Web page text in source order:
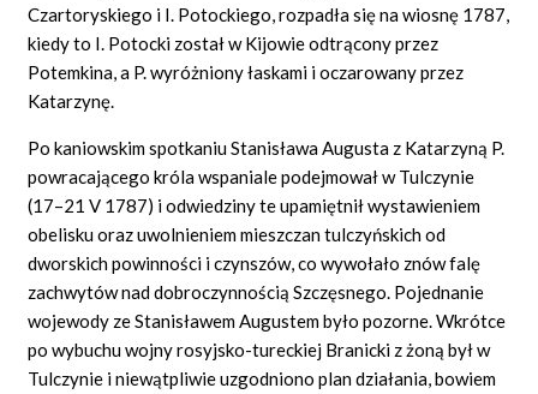
Czartoryskiego i I. Potockiego, rozpadła się na wiosnę 1787,
kiedy to I. Potocki został w Kijowie odtrącony przez
Potemkina, a P. wyróżniony łaskami i oczarowany przez
Katarzynę.
Po kaniowskim spotkaniu Stanisława Augusta z Katarzyną P.
powracającego króla wspaniale podejmował w Tulczynie
(17–21 V 1787) i odwiedziny te upamiętnił wystawieniem
obelisku oraz uwolnieniem mieszczan tulczyńskich od
dworskich powinności i czynszów, co wywołało znów falę
zachwytów nad dobroczynnością Szczęsnego. Pojednanie
wojewody ze Stanisławem Augustem było pozorne. Wkrótce
po wybuchu wojny rosyjsko-tureckiej Branicki z żoną był w
Tulczynie i niewątpliwie uzgodniono plan działania, bowiem